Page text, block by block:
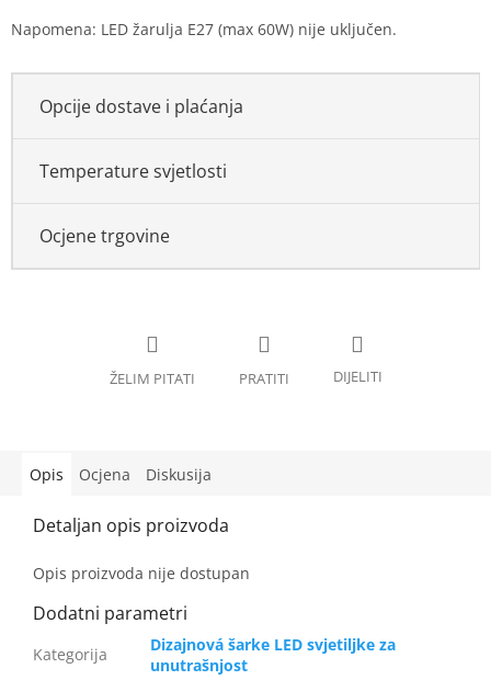
Napomena: LED žarulja E27 (max 60W) nije uključen.
Opcije dostave i plaćanja
Temperature svjetlosti
Ocjene trgovine
Opis Ocjena Diskusija
Opis proizvoda nije dostupan
Dizajnová šarke LED svjetiljke za
unutrašnjost